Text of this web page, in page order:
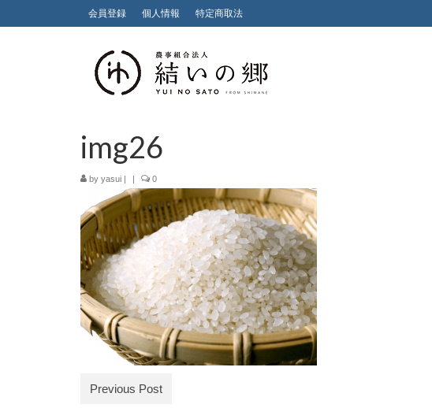
会員登録 個人情報 特定商取法
img26
by yasui | | 0
Previous Post